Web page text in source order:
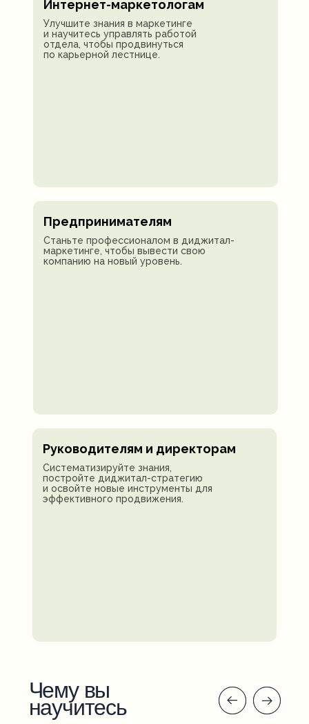
Интернет-маркетологам
Улучшите знания в маркетинге
и научитесь управлять работой
отдела, чтобы продвинуться
по карьерной лестнице.
Предпринимателям
Станьте профессионалом в диджитал-
маркетинге, чтобы вывести свою
компанию на новый уровень.
Руководителям и директорам
Систематизируйте знания,
постройте диджитал-стратегию
и освойте новые инструменты для
эффективного продвижения.
Чему вы
научитесь